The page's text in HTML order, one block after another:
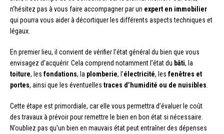
n’hésitez pas à vous faire accompagner par un expert en immobilier
qui pourra vous aider à décortiquer les différents aspects techniques et
légaux.
En premier lieu, il convient de vérifier l’état général du bien que vous
envisagez d’acquérir. Cela comprend notamment l’état du bâti, la
toiture, les fondations, la plomberie, l’électricité, les fenêtres et
portes, ainsi que les éventuelles traces d’humidité ou de nuisibles
Cette étape est primordiale, car elle vous permettra d’évaluer le coût
des travaux à prévoir pour remettre le bien en bon état si nécessaire.
N’oubliez pas qu’un bien en mauvais état peut entraîner des dépenses